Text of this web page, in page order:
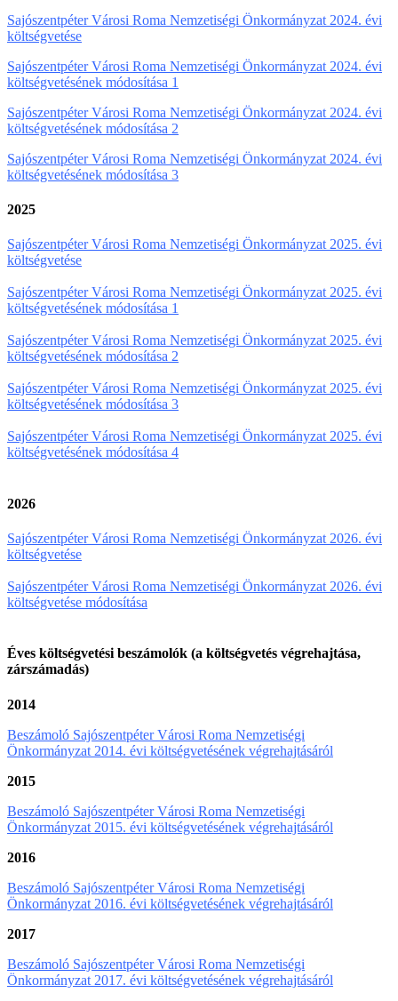
Sajószentpéter Városi Roma Nemzetiségi Önkormányzat 2024. évi
költségvetése
Sajószentpéter Városi Roma Nemzetiségi Önkormányzat 2024. évi
költségvetésének módosítása 1
Sajószentpéter Városi Roma Nemzetiségi Önkormányzat 2024. évi
költségvetésének módosítása 2
Sajószentpéter Városi Roma Nemzetiségi Önkormányzat 2024. évi
költségvetésének módosítása 3
2025
Sajószentpéter Városi Roma Nemzetiségi Önkormányzat 2025. évi
költségvetése
Sajószentpéter Városi Roma Nemzetiségi Önkormányzat 2025. évi
költségvetésének módosítása 1
Sajószentpéter Városi Roma Nemzetiségi Önkormányzat 2025. évi
költségvetésének módosítása 2
Sajószentpéter Városi Roma Nemzetiségi Önkormányzat 2025. évi
költségvetésének módosítása 3
Sajószentpéter Városi Roma Nemzetiségi Önkormányzat 2025. évi
költségvetésének módosítása 4
2026
Sajószentpéter Városi Roma Nemzetiségi Önkormányzat 2026. évi
költségvetése
Sajószentpéter Városi Roma Nemzetiségi Önkormányzat 2026. évi
költségvetése módosítása
Éves költségvetési beszámolók (a költségvetés végrehajtása,
zárszámadás)
2014
Beszámoló Sajószentpéter Városi Roma Nemzetiségi
Önkormányzat 2014. évi költségvetésének végrehajtásáról
2015
Beszámoló Sajószentpéter Városi Roma Nemzetiségi
Önkormányzat 2015. évi költségvetésének végrehajtásáról
2016
Beszámoló Sajószentpéter Városi Roma Nemzetiségi
Önkormányzat 2016. évi költségvetésének végrehajtásáról
2017
Beszámoló Sajószentpéter Városi Roma Nemzetiségi
Önkormányzat 2017. évi költségvetésének végrehajtásáról